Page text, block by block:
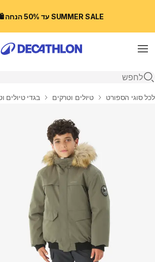
SUMMER SALE עד 50% הנחה 🛍️
Menu
פתיחת חיפוש
בית
לכל סוגי הספורט טיולים וטרקים בגדי טיולים